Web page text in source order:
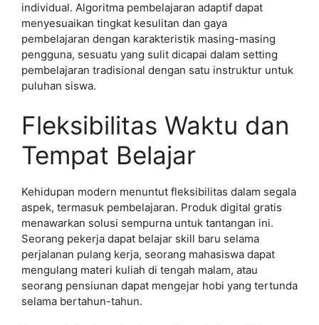
individual. Algoritma pembelajaran adaptif dapat
menyesuaikan tingkat kesulitan dan gaya
pembelajaran dengan karakteristik masing-masing
pengguna, sesuatu yang sulit dicapai dalam setting
pembelajaran tradisional dengan satu instruktur untuk
puluhan siswa.
Fleksibilitas Waktu dan
Tempat Belajar
Kehidupan modern menuntut fleksibilitas dalam segala
aspek, termasuk pembelajaran. Produk digital gratis
menawarkan solusi sempurna untuk tantangan ini.
Seorang pekerja dapat belajar skill baru selama
perjalanan pulang kerja, seorang mahasiswa dapat
mengulang materi kuliah di tengah malam, atau
seorang pensiunan dapat mengejar hobi yang tertunda
selama bertahun-tahun.